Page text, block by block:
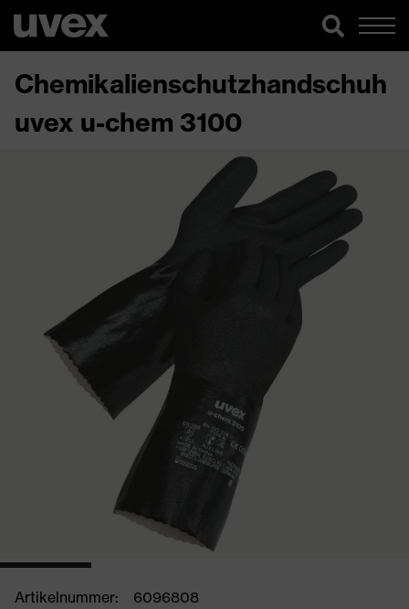
Chemikalienschutzhandschuh
uvex u-chem 3100
Artikelnummer:
6096808